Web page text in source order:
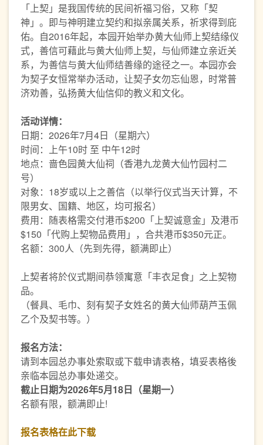
「上契」是我国传统的民间祈福习俗，又称「契
神」。即与神明建立契约和拟亲属关系，祈求得到庇
佑。自2016年起，本园开始举办黄大仙师上契结缘仪
式，善信可藉此与黄大仙师上契，与仙师建立亲近关
系，为善信与黄大仙师结善缘的途径之一。本园亦会
为契子女恒常举办活动，让契子女勿忘仙恩，时常普
济劝善，弘扬黄大仙信仰的教义和文化。
活动详情：
日期：2026年7月4日（星期六）
时间：上午10时 至 中午12时
地点：啬色园黄大仙祠（香港九龙黄大仙竹园村二
号）
对象：18岁或以上之善信（以举行仪式当天计算，不
限男女、国籍、地区，均可报名）
费用：随表格需交付港币$200「上契诚意金」及港币
$150「代购上契物品费用」，合共港币$350元正。
名额：300人（先到先得，额满即止）
上契者将於仪式期间恭领寓意「丰衣足食」之上契物
品。
（餐具、毛巾、刻有契子女姓名的黄大仙师葫芦玉佩
乙个及契书等。）
报名方法：
请到本园总办事处索取或下载申请表格，填妥表格後
亲临本园总办事处递交。
截止日期为2026年5月18日（星期一）
名额有限，额满即止!
报名表格在此下载